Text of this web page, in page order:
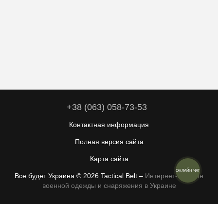
+38 (063) 058-73-53
Контактная информация
Полная версия сайта
Карта сайта
Все будет Украина © 2026 Tactical Belt – Интернет-магазин
военной одежды и снаряжения в Украине
ОНЛАЙН ЧАТ